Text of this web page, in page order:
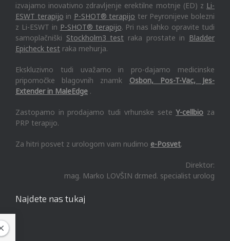
izvajamo inovativno zdravljenje erektilne motnje (ED) z Li-
ESWT terapijo in P-SHOT® terapijo ter Peyronijeve bolezni
z Li-ESWT in P-SHOT® terapijo. Pri nas lahko opravite tudi
samoplačniški Stockholm3 test raka prostate in Bladder
Epicheck test raka mehurja.
Ekskluzivno tudi uvažamo in pro-dajamo medicinske
pripomočke blagovnih znamk Osbon, Pos-T-Vac, Jes-
Extender in MaleEdge .
Zastopamo in prodajamo tudi vrhunske seteY-cellbio za
PRP terapijo.
Za hitri posvet z urologom vam nudimo e-Posvet.
Direktor:
mag. Marko LOVŠIN dr.med. specialist urolog
Najdete nas tukaj